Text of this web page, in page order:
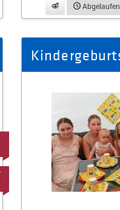
beobachtenAbgelaufen